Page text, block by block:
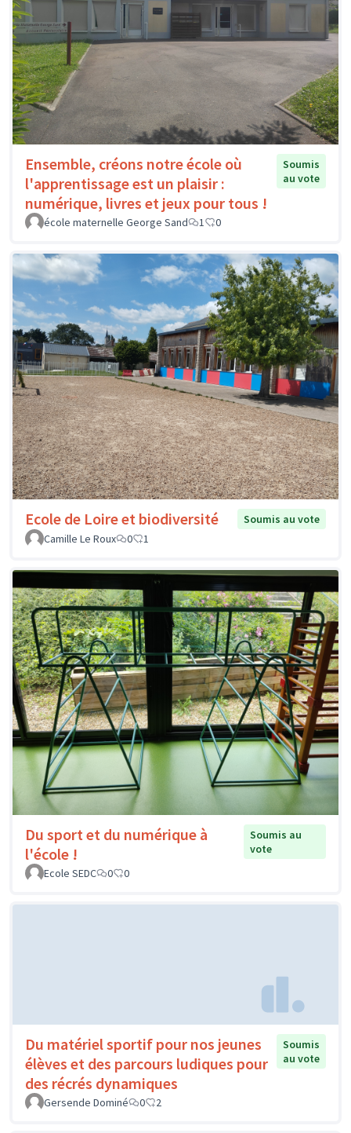
Ensemble, créons notre école où
l'apprentissage est un plaisir :
numérique, livres et jeux pour tous !
Soumis
au vote
école maternelle George Sand 1 0
Ecole de Loire et biodiversité
Soumis au vote
Camille Le Roux
0 1
Du sport et du numérique à
l'école !
Soumis au
vote
Ecole SEDC
0 0
Du matériel sportif pour nos jeunes
élèves et des parcours ludiques pour
des récrés dynamiques
Soumis
au vote
Gersende Dominé 0 2